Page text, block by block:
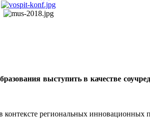
выступить в качестве
контексте региональных инновационных